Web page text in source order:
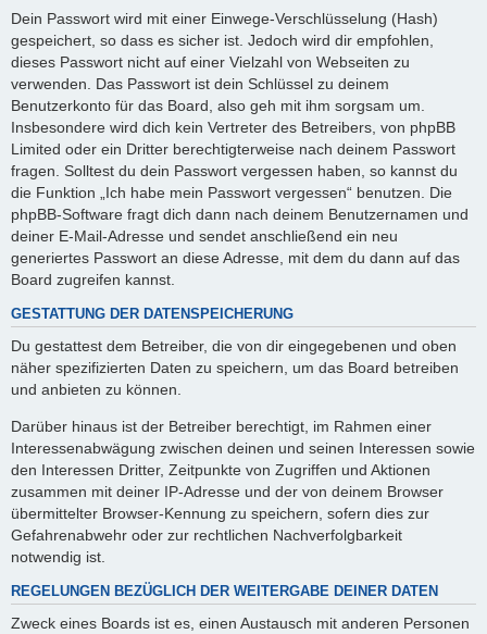
Dein Passwort wird mit einer Einwege-Verschlüsselung (Hash)
gespeichert, so dass es sicher ist. Jedoch wird dir empfohlen,
dieses Passwort nicht auf einer Vielzahl von Webseiten zu
verwenden. Das Passwort ist dein Schlüssel zu deinem
Benutzerkonto für das Board, also geh mit ihm sorgsam um.
Insbesondere wird dich kein Vertreter des Betreibers, von phpBB
Limited oder ein Dritter berechtigterweise nach deinem Passwort
fragen. Solltest du dein Passwort vergessen haben, so kannst du
die Funktion „Ich habe mein Passwort vergessen“ benutzen. Die
phpBB-Software fragt dich dann nach deinem Benutzernamen und
deiner E-Mail-Adresse und sendet anschließend ein neu
generiertes Passwort an diese Adresse, mit dem du dann auf das
Board zugreifen kannst.
GESTATTUNG DER DATENSPEICHERUNG
Du gestattest dem Betreiber, die von dir eingegebenen und oben
näher spezifizierten Daten zu speichern, um das Board betreiben
und anbieten zu können.
Darüber hinaus ist der Betreiber berechtigt, im Rahmen einer
Interessenabwägung zwischen deinen und seinen Interessen sowie
den Interessen Dritter, Zeitpunkte von Zugriffen und Aktionen
zusammen mit deiner IP-Adresse und der von deinem Browser
übermittelter Browser-Kennung zu speichern, sofern dies zur
Gefahrenabwehr oder zur rechtlichen Nachverfolgbarkeit
notwendig ist.
REGELUNGEN BEZÜGLICH DER WEITERGABE DEINER DATEN
Zweck eines Boards ist es, einen Austausch mit anderen Personen